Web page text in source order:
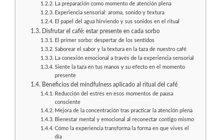
La preparación como momento de atención plena
Experiencia sensorial: aroma, sonido y textura
El papel del agua hirviendo y sus sonidos en el ritual
Disfrutar el café: estar presente en cada sorbo
El primer sorbo: despertar de los sentidos
Saborear el sabor y la textura en la taza de nuestro café
La conexión emocional a través de la experiencia sensorial
Siente la taza en tus manos y su efecto en el momento
presente
Beneficios del mindfulness aplicado al ritual del café
Reducción del estrés en esos momentos de pausa
consciente
Mejora de la concentración tras practicar la atención plena
Bienestar mental y emocional al reconectar contigo mismo
Cómo la experiencia transforma la forma en que vives el
día